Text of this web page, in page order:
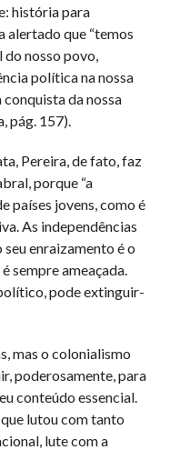
história para
alertado que “temos
do nosso povo,
política na nossa
da nossa
pág. 157).
Pereira, de fato, faz
porque “a
países jovens, como é
As independências
enraizamento é o
sempre ameaçada.
pode extinguir-
mas o colonialismo
poderosamente, para
conteúdo essencial.
lutou com tanto
lute com a